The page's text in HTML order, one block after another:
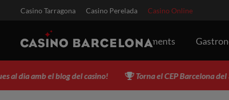
Casino Tarragona Casino Perelada Casino Online
Esdeveniments
el blog del casino! Torna el CEP Barcelona del 3 al 17